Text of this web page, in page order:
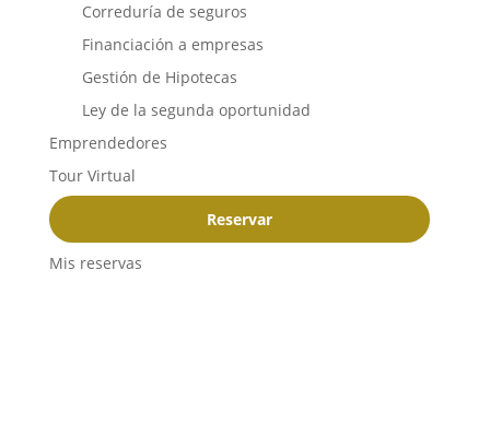
Correduría de seguros
Financiación a empresas
Gestión de Hipotecas
Ley de la segunda oportunidad
Emprendedores
Tour Virtual
Reservar
Mis reservas